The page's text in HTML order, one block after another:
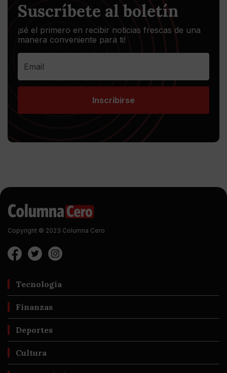
Suscríbete al boletín
¡sé el primero en recibir noticias frescas de una
manera conveniente para ti!
Inscribirse
Copyright © 2023 Columna Cero
Tecnología
Finanzas
Deportes
Cultura